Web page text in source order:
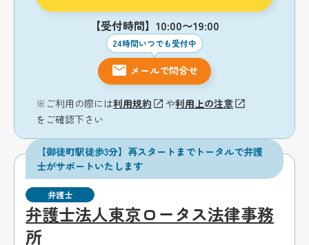
【受付時間】10:00〜19:00
24時間いつでも受付中
メールで問合せ
※ご利用の際には利用規約 や利用上の注意
をご確認下さい
【御徒町駅徒歩3分】再スタートまでトータルで弁護
士がサポートいたします
弁護士
弁護士法人東京ロータス法律事務
所